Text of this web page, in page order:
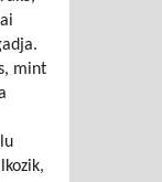
mint